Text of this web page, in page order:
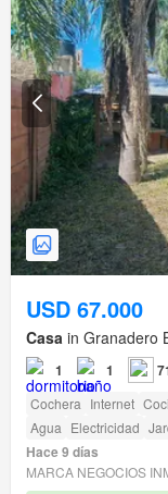
USD 67.000
Casa in Granadero
1 1
Cochera Internet
Agua Electricidad
Hace 9 días
MARCA NEGOCIOS